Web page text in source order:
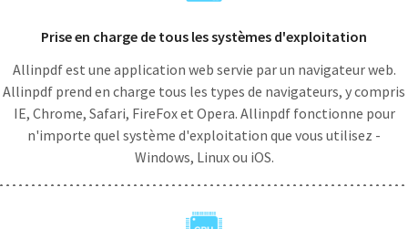
Prise en charge de tous les systèmes d'exploitation
Allinpdf est une application web servie par un navigateur web.
Allinpdf prend en charge tous les types de navigateurs, y compris
IE, Chrome, Safari, FireFox et Opera. Allinpdf fonctionne pour
n'importe quel système d'exploitation que vous utilisez -
Windows, Linux ou iOS.